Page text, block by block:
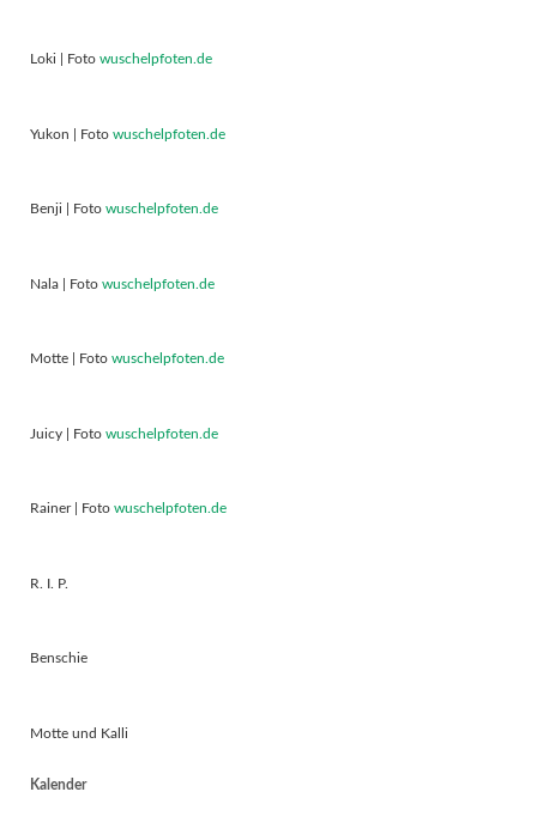
Loki | Foto wuschelpfoten.de
Yukon | Foto wuschelpfoten.de
Benji | Foto wuschelpfoten.de
Nala | Foto wuschelpfoten.de
Motte | Foto wuschelpfoten.de
Juicy | Foto wuschelpfoten.de
Rainer | Foto wuschelpfoten.de
R. I. P.
Benschie
Motte und Kalli
Kalender